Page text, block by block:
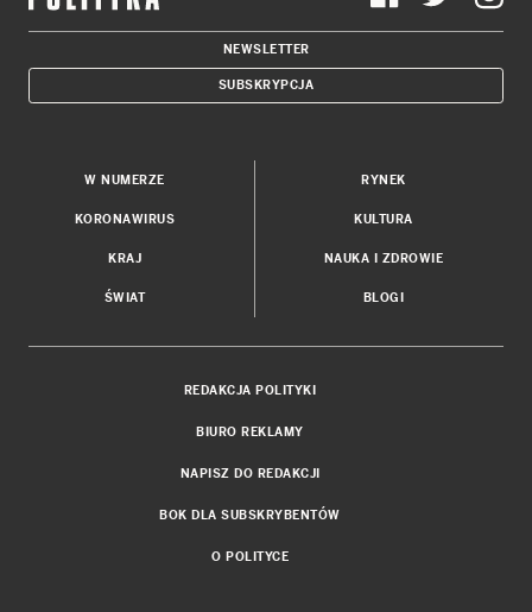
NEWSLETTER
SUBSKRYPCJA
W NUMERZE
KORONAWIRUS
KRAJ
ŚWIAT
RYNEK
KULTURA
NAUKA I ZDROWIE
BLOGI
REDAKCJA POLITYKI
BIURO REKLAMY
NAPISZ DO REDAKCJI
BOK DLA SUBSKRYBENTÓW
O POLITYCE